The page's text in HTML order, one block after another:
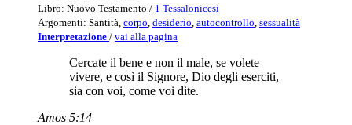
Libro: Nuovo Testamento / 1 Tessalonicesi
Argomenti: Santità, corpo desiderio autocontrollo sessualità
Interpretazione / vai alla pagina
Cercate il bene e non il male, se volete
vivere, e così il Signore, Dio degli eserciti,
sia con voi, come voi dite.
Amos 5:14